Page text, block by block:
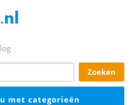
.nl
blog
zoeken
met categorieën